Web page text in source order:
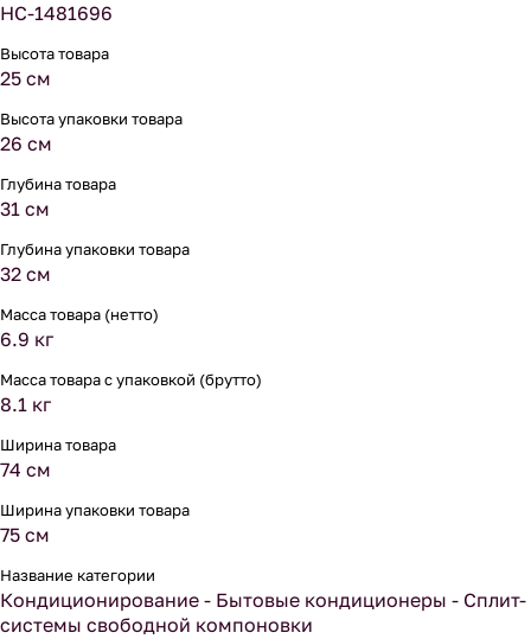
НС-1481696
Высота товара
25 см
Высота упаковки товара
26 см
Глубина товара
31 см
Глубина упаковки товара
32 см
Масса товара (нетто)
6.9 кг
Масса товара с упаковкой (брутто)
8.1 кг
Ширина товара
74 см
Ширина упаковки товара
75 см
Название категории
Кондиционирование - Бытовые кондиционеры - Сплит-
системы свободной компоновки